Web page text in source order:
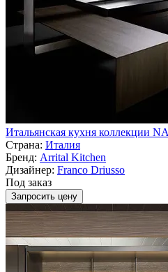
Итальянская кухня коллекции
Страна: Италия
Бренд: Arrital Kitchen
Дизайнер: Franco Driusso
Под заказ
Запросить цену